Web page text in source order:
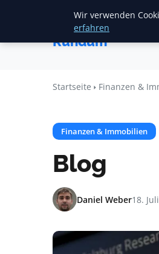
Heide
Rundum
Startseite Finanzen &
Finanzen & Immobilien
Blog
Daniel Weber18.
Wir verwenden
erfahren